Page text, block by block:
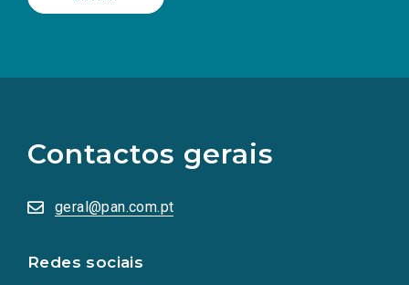
Contactos gerais
geral@pan.com.pt
Redes sociais
redes
sociais
numa
nova